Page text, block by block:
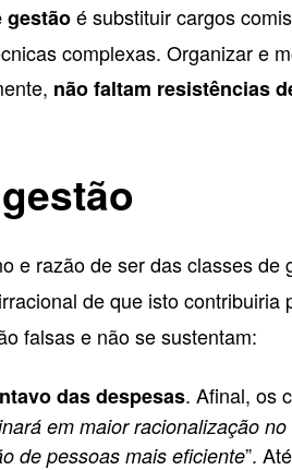
gestãoé substituir cargos
complexas. Organizar e
não faltam resistências
e razão de ser das classes de
de que isto contribuiria
falsas e não se sustentam:
das despesas. Afinal, os
em maior racionalização
de pessoas mais eficiente”.